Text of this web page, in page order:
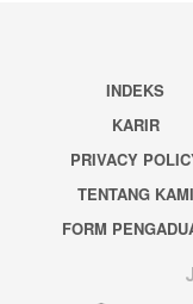
INDEKS
KARIR
PRIVACY
TENTANG KAMI
FORM